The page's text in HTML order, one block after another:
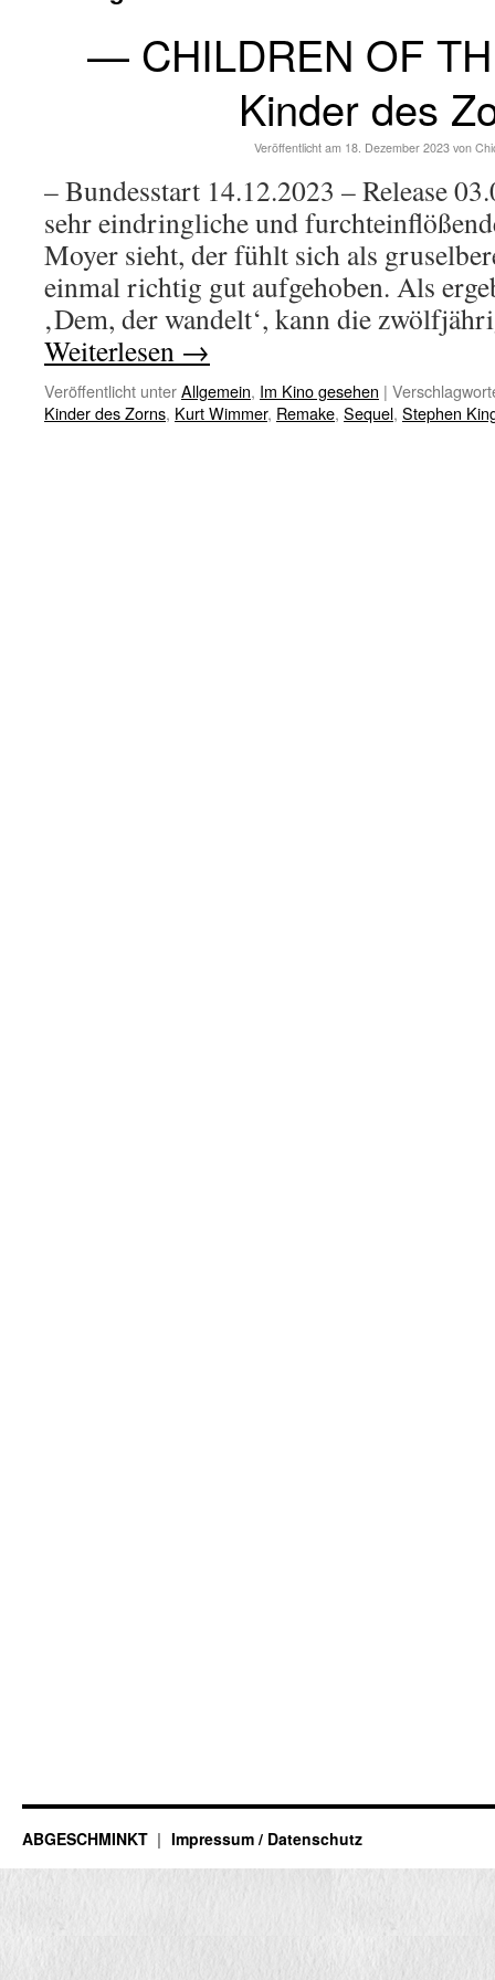
— CHILDREN OF
Kinder des
Veröffentlicht am 18. Dezember 2023 von
– Bundesstart 14.12.2023 – Release
sehr eindringliche und
Moyer sieht, der fühlt sich als
einmal richtig gut aufgehoben. Als
‚Dem, der wandelt‘, kann die
Weiterlesen →
Veröffentlicht unterAllgemein, Im Kino gesehen |
Kinder des Zorns, Kurt Wimmer, Remake, Sequel, Stephen
ABGESCHMINKT Impressum / Datenschutz